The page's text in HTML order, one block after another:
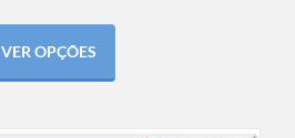
VER OPÇÕES